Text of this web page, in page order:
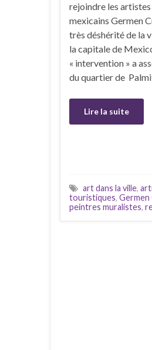
rejoindre les artistes
mexicains Germen
très déshérité de la
la capitale de
« intervention » a
du quartier de
Lire la suite
art dans la ville,
touristiques, Germen
peintres muralistes,